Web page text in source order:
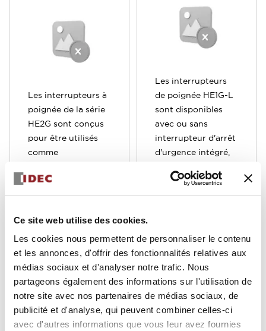
Ce site web utilise des cookies.
Les cookies nous permettent de personnaliser le contenu
et les annonces, d'offrir des fonctionnalités relatives aux
médias sociaux et d'analyser notre trafic. Nous
partageons également des informations sur l'utilisation de
notre site avec nos partenaires de médias sociaux, de
publicité et d'analyse, qui peuvent combiner celles-ci
avec d'autres informations que vous leur avez fournies
Les interrupteurs à
poignée de la série
HE2G sont conçus
pour être utilisés
comme
sécurité par les
seconds opérateurs
robotiques. La
fonctionnalité Off-
On-Off offre un
niveau de sécurité
élevé basé sur des
études
comportementales
humaines qui
Les interrupteurs
de poignée HE1G-L
sont disponibles
avec ou sans
interrupteur d'arrêt
d'urgence intégré,
pour être utilisés
comme
seconds opérateurs
dans les cellules
robotiques. La
fonctionnalité Off-
On-Off offre un
haut niveau de
sécurité basé sur